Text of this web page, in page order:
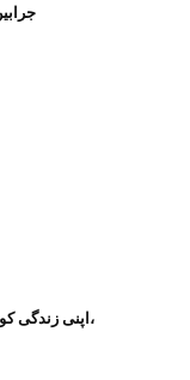
اپنی زندگی کو کسی کے لیے عیاں نہ کریں،